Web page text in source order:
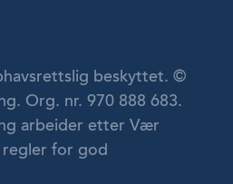
beskyttet. ©
Org. nr. 970 888 683.
arbeider etter Vær
regler for god